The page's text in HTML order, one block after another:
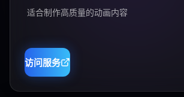
适合制作高质量的动画内容
访问服务